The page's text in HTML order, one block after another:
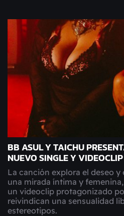
BB ASUL Y TAICHU
NUEVO SINGLE Y VIDEOCLIP
La canción explora el deseo
una mirada íntima y
un videoclip protagonizado
reivindican una sensualidad
estereotipos.